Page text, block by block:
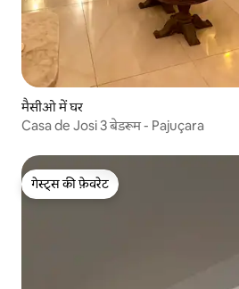
मैसीओ में घर
Casa de Josi 3 बेडरूम - Pajuçara
गेस्ट्स की फ़ेवरेट
गेस्ट्स की फ़ेवरेट